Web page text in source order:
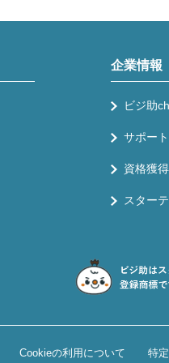
企業情報
ビジ助
サポー
資格獲
スター
Cookieの利用について 特